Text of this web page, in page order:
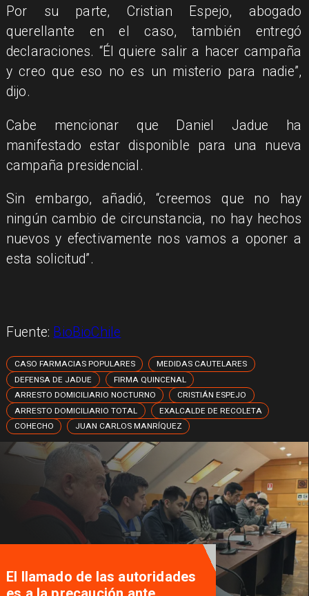
Por su parte, Cristian Espejo, abogado
querellante en el caso, también entregó
declaraciones. “Él quiere salir a hacer campaña
y creo que eso no es un misterio para nadie”,
dijo.
Cabe mencionar que Daniel Jadue ha
manifestado estar disponible para una nueva
campaña presidencial.
Sin embargo, añadió, “creemos que no hay
ningún cambio de circunstancia, no hay hechos
nuevos y efectivamente nos vamos a oponer a
esta solicitud”.
Fuente: BioBioChile
CASO FARMACIAS POPULARES
MEDIDAS CAUTELARES
DEFENSA DE JADUE
FIRMA QUINCENAL
ARRESTO DOMICILIARIO NOCTURNO
CRISTIÁN ESPEJO
ARRESTO DOMICILIARIO TOTAL
EXALCALDE DE RECOLETA
COHECHO
JUAN CARLOS MANRÍQUEZ
El llamado de las autoridades